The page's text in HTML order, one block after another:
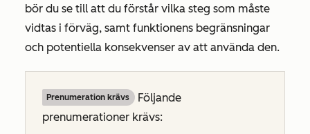
bör du se till att du förstår vilka steg som måste
vidtas i förväg, samt funktionens begränsningar
och potentiella konsekvenser av att använda den.
Prenumeration krävs
Följande
prenumerationer krävs: